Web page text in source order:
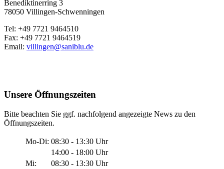
Benediktinerring 3
78050 Villingen-Schwenningen
Tel: +49 7721 9464510
Fax: +49 7721 9464519
Email: villingen@saniblu.de
Unsere Öffnungszeiten
Bitte beachten Sie ggf. nachfolgend angezeigte News zu den
Öffnungszeiten.
Mo-Di: 08:30 - 13:30 Uhr
14:00 - 18:00 Uhr
Mi:
08:30 - 13:30 Uhr